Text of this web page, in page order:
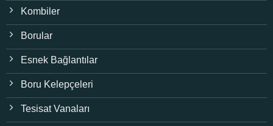
Kombiler
Borular
Esnek Bağlantılar
Boru Kelepçeleri
Tesisat Vanaları